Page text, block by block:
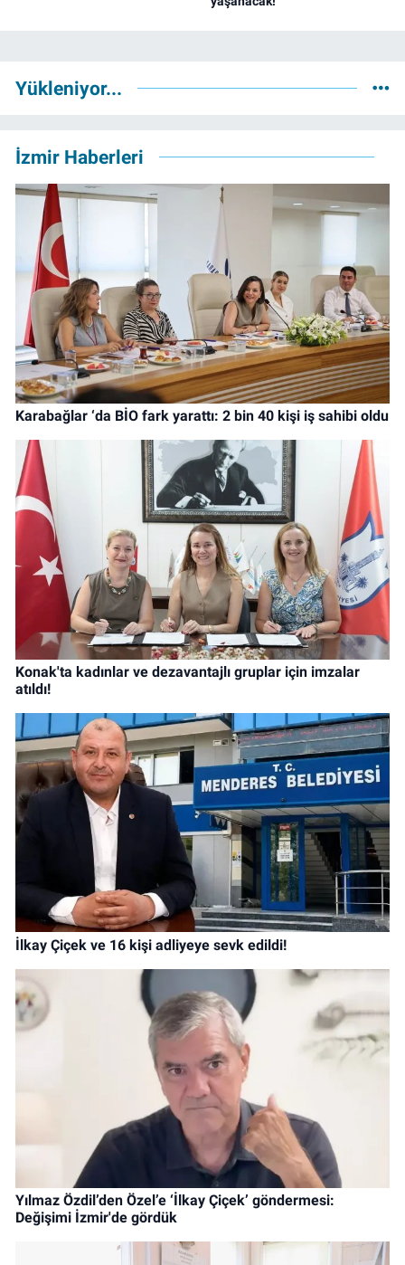
Yükleniyor...
İzmir Haberleri
Karabağlar ‘da BİO fark yarattı: 2 bin 40 kişi iş sahibi oldu
Konak'ta kadınlar ve dezavantajlı gruplar için imzalar
atıldı!
İlkay Çiçek ve 16 kişi adliyeye sevk edildi!
Yılmaz Özdil’den Özel’e ‘İlkay Çiçek’ göndermesi:
Değişimi İzmir'de gördük